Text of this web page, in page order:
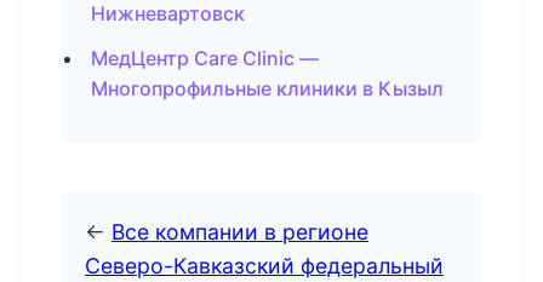
Нижневартовск
МедЦентр Care Clinic —
Многопрофильные клиники в Кызыл
← Все компании в регионе
Северо-Кавказский федеральный